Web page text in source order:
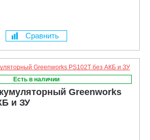
Сравнить
Есть в наличии
Greenworks
и ЗУ